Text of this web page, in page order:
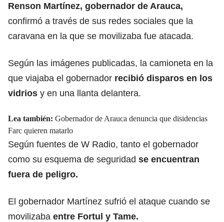
Renson Martínez, gobernador de Arauca,
confirmó a través de sus redes sociales que la
caravana en la que se movilizaba fue atacada.
Según las imágenes publicadas, la camioneta en la
que viajaba el gobernador recibió disparos en los
vidrios y en una llanta delantera.
Lea también: Gobernador de Arauca denuncia que disidencias
Farc quieren matarlo
Según fuentes de W Radio, tanto el gobernador
como su esquema de seguridad se encuentran
fuera de peligro.
El gobernador Martínez sufrió el ataque cuando se
movilizaba entre Fortul y Tame.